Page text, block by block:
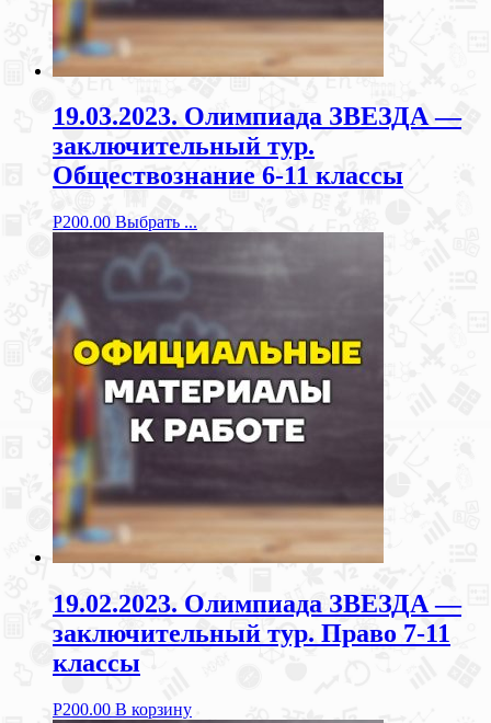
19.03.2023. Олимпиада ЗВЕЗДА —
заключительный тур.
Обществознание 6-11 классы
Р200.00 Выбрать ...
19.02.2023. Олимпиада ЗВЕЗДА —
заключительный тур. Право 7-11
классы
Р200.00 В корзину